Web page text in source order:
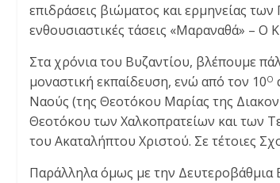
επιδράσεις βιώματος και ερμηνείας
ενθουσιαστικές τάσεις «Μαραναθά» – Ο
Στα χρόνια του Βυζαντίου, βλέπουμε
μοναστική εκπαίδευση, ενώ από τον 10Ο
Ναούς (της Θεοτόκου Μαρίας της
Θεοτόκου των Χαλκοπρατείων και των
του Ακαταλήπτου Χριστού. Σε τέτοιες
Παράλληλα όμως με την Δευτεροβάθμια